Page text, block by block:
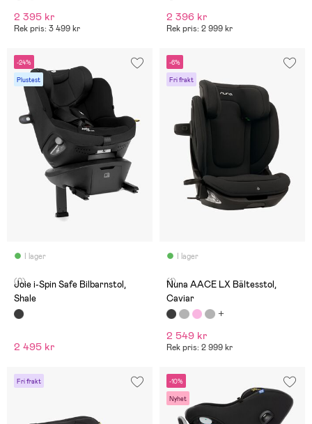
2 395 kr
Rek pris: 3 499 kr
2 396 kr
Rek pris: 2 999 kr
-24%
Plustest
I lager
(0)
Joie i-Spin Safe Bilbarnstol,
Shale
2 495 kr
-6%
Fri frakt
I lager
(1)
Nuna AACE LX Bältesstol,
Caviar
2 549 kr
Rek pris: 2 999 kr
Fri frakt -10%
Nyhet